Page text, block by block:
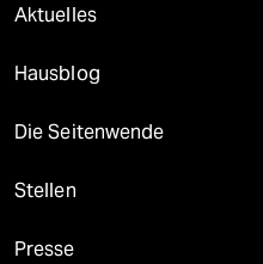
Aktuelles
Hausblog
Die Seitenwende
Stellen
Presse